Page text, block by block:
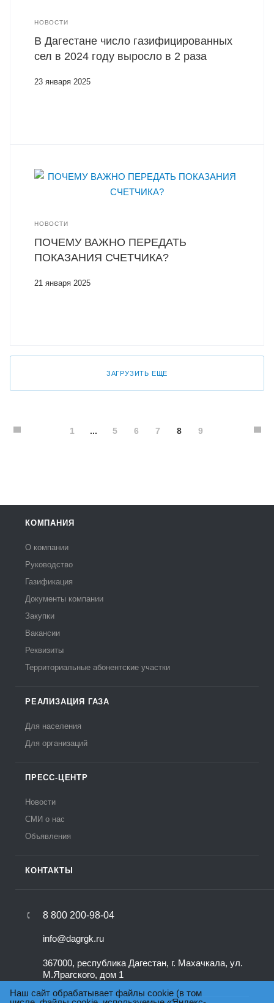
НОВОСТИ
В Дагестане число газифицированных
сел в 2024 году выросло в 2 раза
23 января 2025
НОВОСТИ
ПОЧЕМУ ВАЖНО ПЕРЕДАТЬ
ПОКАЗАНИЯ СЧЕТЧИКА?
21 января 2025
ЗАГРУЗИТЬ ЕЩЕ
1 ... 5 6 7 8 9
КОМПАНИЯ
О компании
Руководство
Газификация
Документы компании
Закупки
Вакансии
Реквизиты
Территориальные абонентские участки
РЕАЛИЗАЦИЯ ГАЗА
Для населения
Для организаций
ПРЕСС-ЦЕНТР
Новости
СМИ о нас
Объявления
КОНТАКТЫ
8 800 200-98-04
info@dagrgk.ru
367000, республика Дагестан, г. Махачкала, ул.
М.Ярагского, дом 1
Наш сайт обрабатывает файлы cookie (в том